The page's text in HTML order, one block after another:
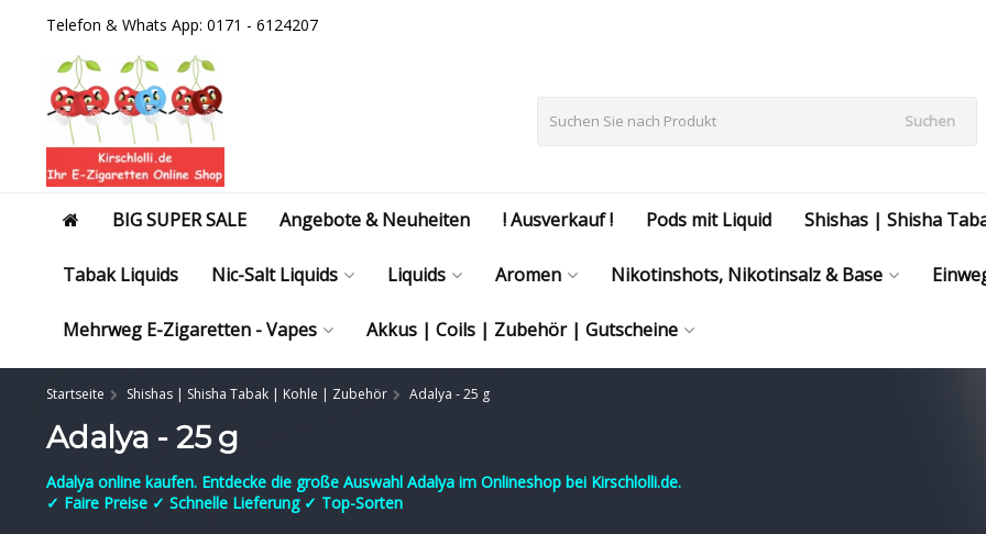
Telefon & Whats App: 0171 - 6124207
Suchen
BIG SUPER SALE Angebote & Neuheiten ! Ausverkauf ! Pods mit Liquid Shishas | Shisha
Tabak Liquids Nic-Salt Liquids Liquids Aromen Nikotinshots, Nikotinsalz & Base
Mehrweg E-Zigaretten - Vapes Akkus | Coils | Zubehör | Gutscheine
Startseite Shishas | Shisha Tabak | Kohle | Zubehör Adalya - 25 g
Adalya - 25 g
Adalya online kaufen. Entdecke die große Auswahl Adalya im Onlineshop bei Kirschlolli.de.
✓ Faire Preise ✓ Schnelle Lieferung ✓ Top-Sorten